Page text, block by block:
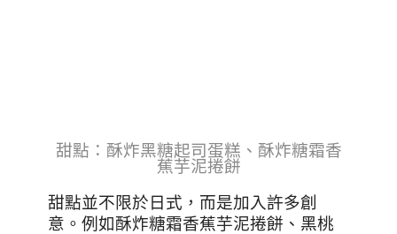
甜點：酥炸黑糖起司蛋糕、酥炸糖霜香
蕉芋泥捲餅
甜點並不限於日式，而是加入許多創
意。例如酥炸糖霜香蕉芋泥捲餅、黑桃